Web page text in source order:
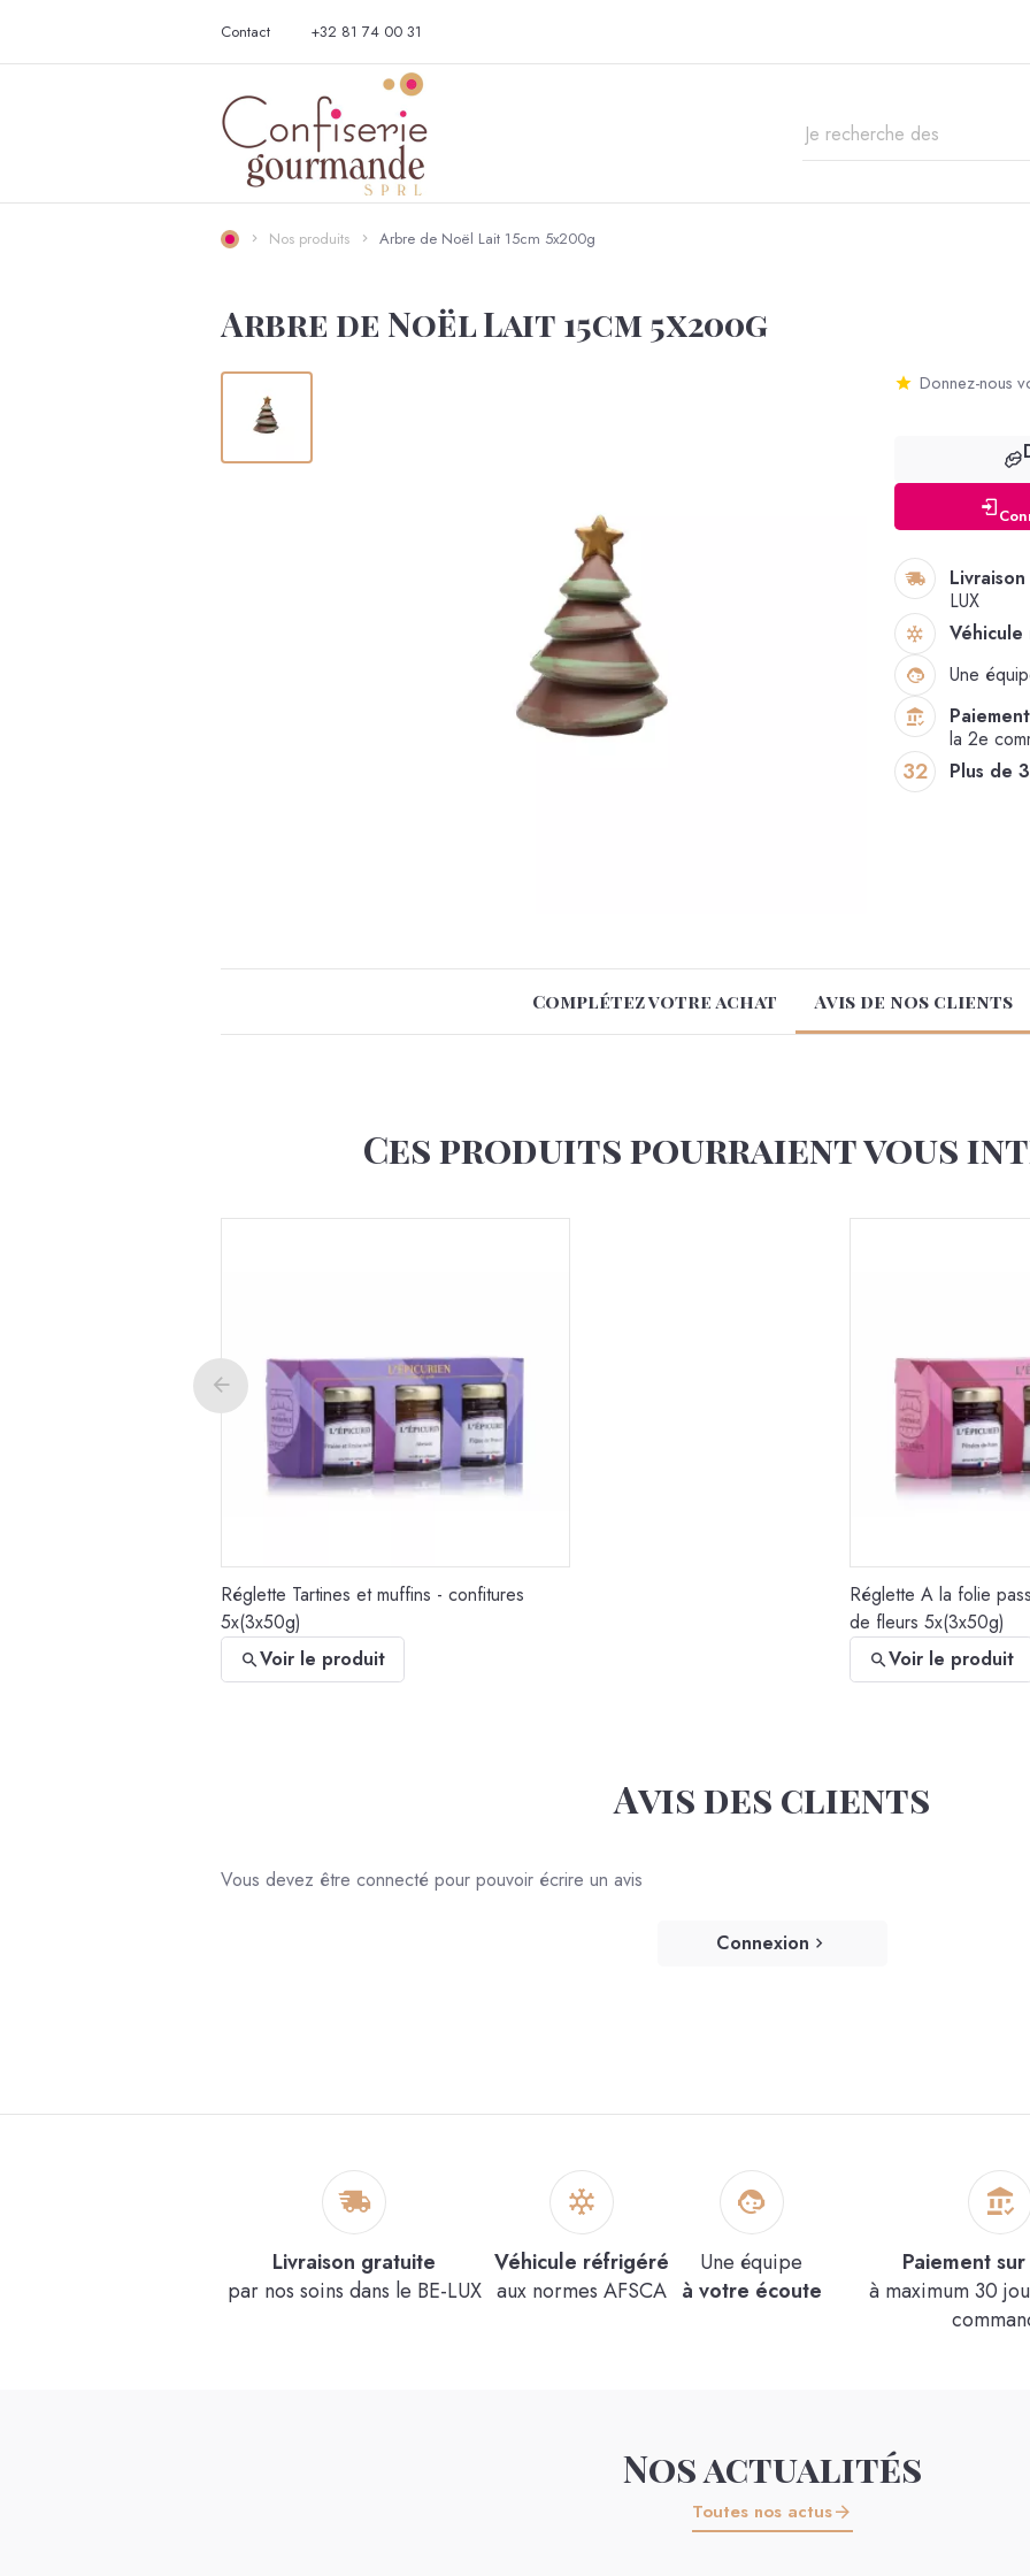
Contact +32 81 74 00 31
Nos produits Arbre de Noël Lait 15cm 5x200g
Arbre de Noël Lait 15cm 5x200g
Donnez-nous
LUX
Une
la 2e
32 Plus de
Complétez votre achat Avis de nos clients
Ces produits pourraient vous
Réglette Tartines et muffins - confitures
5x(3x50g)
Voir le produit
Réglette A la folie
de fleurs 5x(3x50g)
Voir le produit
Voir le produit
Voir le produit
Avis des clients
Vous devez être connecté pour pouvoir écrire un avis
Connexion
Livraison gratuite
par nos soins dans le BE-LUX
Véhicule réfrigéré
aux normes AFSCA
Une équipe
à votre écoute
Paiement
à maximum 30
Nos actualités
Toutes nos actus